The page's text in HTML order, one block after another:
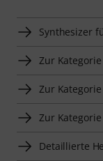
Synthesizer
Zur
Zur
Zur
Detaillierte